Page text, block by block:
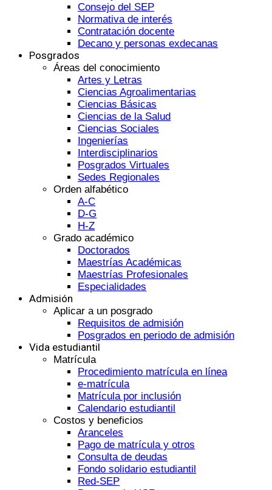
Consejo del SEP
Normativa de interés
Contratación docente
Decano y personas exdecanas
Posgrados
Áreas del conocimiento
Artes y Letras
Ciencias Agroalimentarias
Ciencias Básicas
Ciencias de la Salud
Ciencias Sociales
Ingenierías
Interdisciplinarios
Posgrados Virtuales
Sedes Regionales
Orden alfabético
A-C
D-G
H-Z
Grado académico
Doctorados
Maestrías Académicas
Maestrías Profesionales
Especialidades
Admisión
Aplicar a un posgrado
Requisitos de admisión
Posgrados en periodo de admisión
Vida estudiantil
Matrícula
Procedimiento matrícula en línea
e-matrícula
Matrícula por inclusión
Calendario estudiantil
Costos y beneficios
Aranceles
Pago de matrícula y otros
Consulta de deudas
Fondo solidario estudiantil
Red-SEP